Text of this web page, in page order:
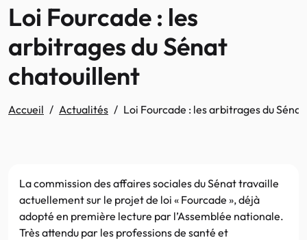
Loi Fourcade : les
arbitrages du Sénat
chatouillent
Accueil Actualités Loi Fourcade : les arbitrages du
La commission des affaires sociales du Sénat travaille
actuellement sur le projet de loi « Fourcade », déjà
adopté en première lecture par l’Assemblée nationale.
Très attendu par les professions de santé et